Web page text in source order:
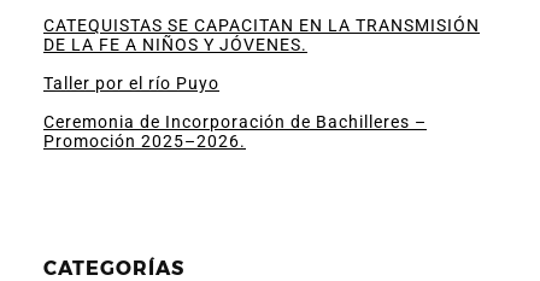
CATEQUISTAS SE CAPACITAN EN LA TRANSMISIÓN
DE LA FE A NIÑOS Y JÓVENES.
Taller por el río Puyo
Ceremonia de Incorporación de Bachilleres –
Promoción 2025–2026.
CATEGORÍAS